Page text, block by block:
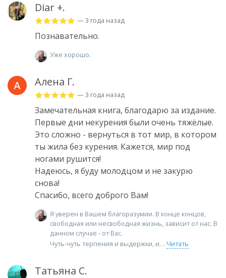
Diar +.
— 3 года назад
Познавательно.
Уже хорошо.
Алена Г.
— 3 года назад
Замечательная книга, благодарю за издание.
Первые дни некурения были очень тяжёлые.
Это сложно - вернуться в тот мир, в котором
ты жила без курения. Кажется, мир под
ногами рушится!
Надеюсь, я буду молодцом и не закурю
снова!
Спасибо, всего доброго Вам!
Я уверен в Вашем благоразумии. В конце концов,
свободная или несвободная жизнь, зависит от нас. В
данном случае - от Вас.
Чуть-чуть терпения и выдержки, и
Читать
Татьяна С.